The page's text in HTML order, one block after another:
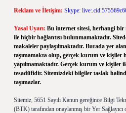
Reklam ve İletişim: Skype:
Yasal Uyarı: Bu internet sitesi, herhangi
ile hiçbir bağlantısı bulunmamaktadır.
makaleler paylaşılmaktadır. Burada yer
taşımamakta olup, gerçek kurum ve kişiler
yapılmamaktadır. Gerçek kurum ve kişiler
tesadüfidir. Sitemizdeki bilgiler taslak
taşımazlar.
Sitemiz, 5651 Sayılı Kanun gereğince Bilgi
(BTK) tarafından onaylanmış bir Yer